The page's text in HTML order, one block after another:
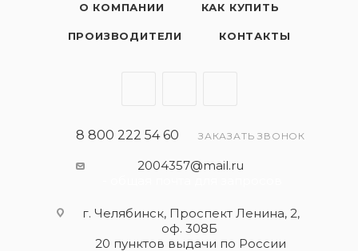
О КОМПАНИИ КАК КУПИТЬ
ПРОИЗВОДИТЕЛИ КОНТАКТЫ
8 800 222 54 60 ЗАКАЗАТЬ ЗВОНОК
2004357@mail.ru
г. Челябинск, Проспект Ленина, 2,
оф. 308Б
20 пунктов выдачи по России